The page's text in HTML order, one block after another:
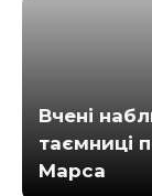
Вчені
таємниці
Марса